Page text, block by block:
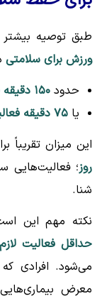
طبق توصیه
ورزش برای سلامتی
حدود ۱۵۰ دقیقه فعالیت بدنی متوسط در هفته
یا ۷۵ دقیقه فعالیت شدید در هفته
این میزان تقریباً
روز؛ فعالیت‌هایی
شنا.
نکته مهم این
حداقل فعالیت
می‌شود. افرادی
معرض